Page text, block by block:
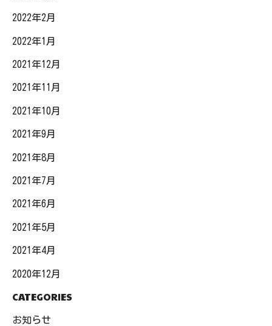
2022年2月
2022年1月
2021年12月
2021年11月
2021年10月
2021年9月
2021年8月
2021年7月
2021年6月
2021年5月
2021年4月
2020年12月
CATEGORIES
お知らせ